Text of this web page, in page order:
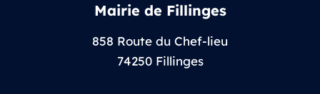
Mairie de Fillinges
858 Route du Chef-lieu
74250 Fillinges